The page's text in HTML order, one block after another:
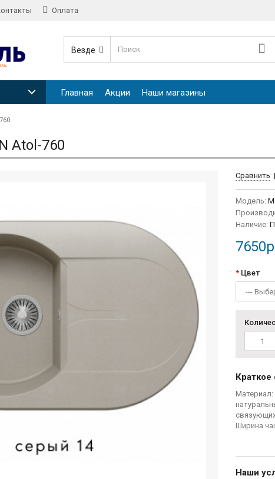
Оплата
Везде
Главная Акции Наши магазины
Atol-760
Сравнить |
Модель:
Наличие:
Цвет
Краткое
Материал:
Ширина
Наши